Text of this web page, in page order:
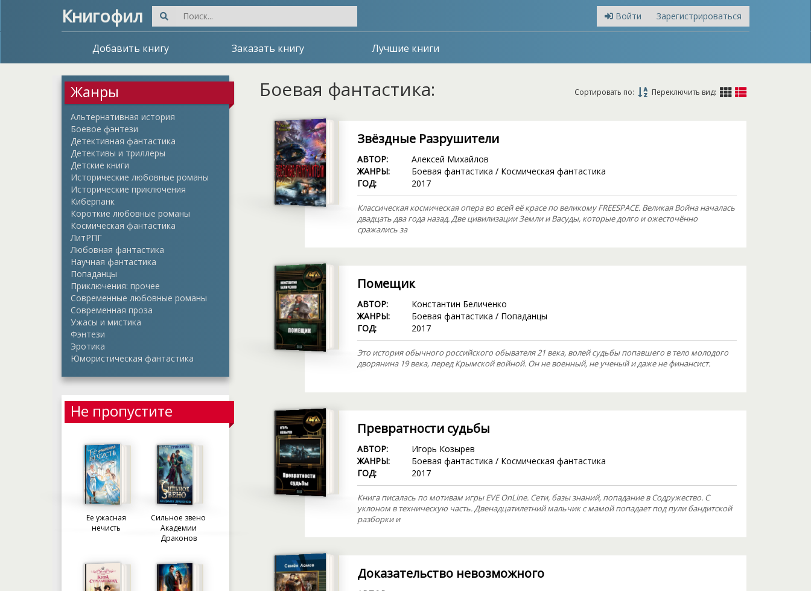
Книгофил Войти Зарегистрироваться
Добавить книгу Заказать книгу Лучшие книги
Жанры
Альтернативная история
Боевое фэнтези
Детективная фантастика
Детективы и триллеры
Детские книги
Исторические любовные романы
Исторические приключения
Киберпанк
Короткие любовные романы
Космическая фантастика
ЛитРПГ
Любовная фантастика
Научная фантастика
Попаданцы
Приключения: прочее
Современные любовные романы
Современная проза
Ужасы и мистика
Фэнтези
Эротика
Юмористическая фантастика
Не пропустите
Ее ужасная
нечисть
Сильное звено
Академии
Драконов
Боевая фантастика: Сортировать по: Переключить вид:
Звёздные Разрушители
АВТОР:
Алексей Михайлов
ЖАНРЫ:
Боевая фантастика / Космическая фантастика
ГОД:
2017
Классическая космическая опера во всей её красе по великому FREESPACE. Великая Война началась
двадцать два года назад. Две цивилизации Земли и Васуды, которые долго и ожесточённо
сражались за
Помещик
АВТОР:
Константин Беличенко
ЖАНРЫ:
Боевая фантастика / Попаданцы
ГОД:
2017
Это история обычного российского обывателя 21 века, волей судьбы попавшего в тело молодого
дворянина 19 века, перед Крымской войной. Он не военный, не ученый и даже не финансист.
Превратности судьбы
АВТОР:
Игорь Козырев
ЖАНРЫ:
Боевая фантастика / Космическая фантастика
ГОД:
2017
Книга писалась по мотивам игры EVE OnLine. Сети, базы знаний, попадание в Содружество. С
уклоном в техническую часть. Двенадцатилетний мальчик с мамой попадает под пули бандитской
разборки и
Доказательство невозможного